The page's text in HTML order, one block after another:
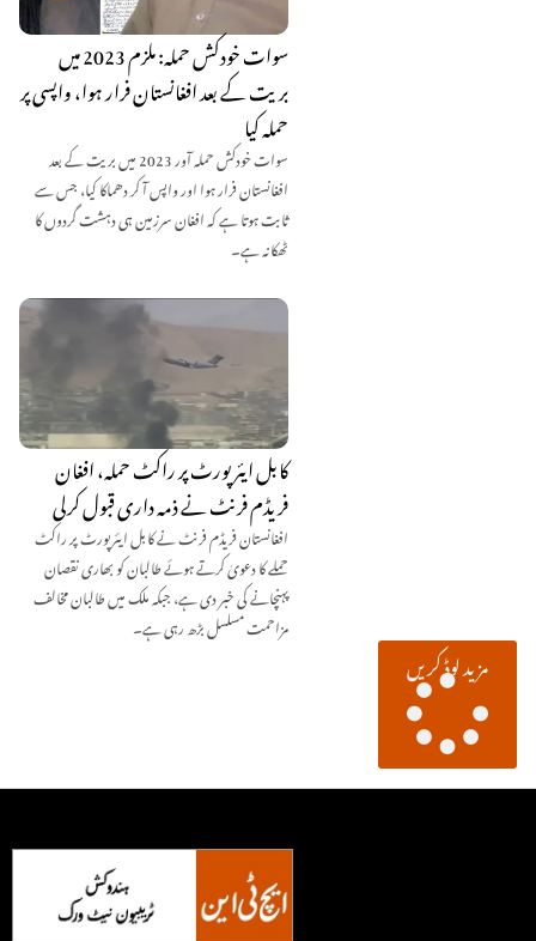
سوات خودکش حملہ: ملزم 2023 میں
بریت کے بعد افغانستان فرار ہوا، واپسی پر
حملہ کیا
سوات خودکش حملہ آور 2023 میں بریت کے بعد
افغانستان فرار ہوا اور واپس آ کر دھماکا کیا، جس سے
ثابت ہوتا ہے کہ افغان سرزمین ہی دہشت گردوں کا
ٹھکانہ ہے۔
کابل ایئرپورٹ پر راکٹ حملہ، افغان
فریڈم فرنٹ نے ذمہ داری قبول کرلی
افغانستان فریڈم فرنٹ نے کابل ایئرپورٹ پر راکٹ
حملے کا دعویٰ کرتے ہوئے طالبان کو بھاری نقصان
پہنچانے کی خبر دی ہے، جبکہ ملک میں طالبان مخالف
مزاحمت مسلسل بڑھ رہی ہے۔
مزید لوڈ کریں